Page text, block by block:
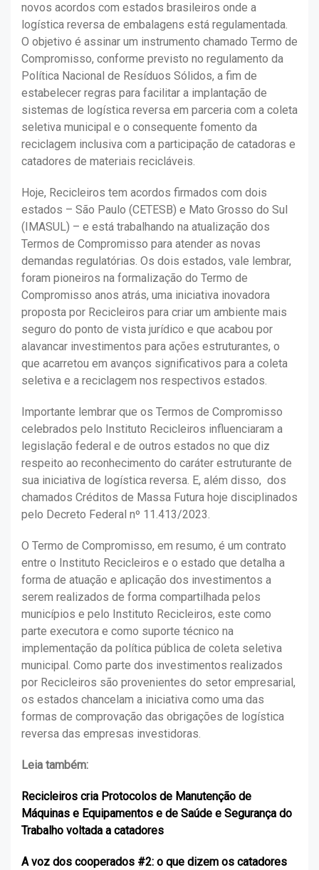
novos acordos com estados brasileiros onde a
logística reversa de embalagens está regulamentada.
O objetivo é assinar um instrumento chamado Termo de
Compromisso, conforme previsto no regulamento da
Política Nacional de Resíduos Sólidos, a fim de
estabelecer regras para facilitar a implantação de
sistemas de logística reversa em parceria com a coleta
seletiva municipal e o consequente fomento da
reciclagem inclusiva com a participação de catadoras e
catadores de materiais recicláveis.
Hoje, Recicleiros tem acordos firmados com dois
estados – São Paulo (CETESB) e Mato Grosso do Sul
(IMASUL) – e está trabalhando na atualização dos
Termos de Compromisso para atender as novas
demandas regulatórias. Os dois estados, vale lembrar,
foram pioneiros na formalização do Termo de
Compromisso anos atrás, uma iniciativa inovadora
proposta por Recicleiros para criar um ambiente mais
seguro do ponto de vista jurídico e que acabou por
alavancar investimentos para ações estruturantes, o
que acarretou em avanços significativos para a coleta
seletiva e a reciclagem nos respectivos estados.
Importante lembrar que os Termos de Compromisso
celebrados pelo Instituto Recicleiros influenciaram a
legislação federal e de outros estados no que diz
respeito ao reconhecimento do caráter estruturante de
sua iniciativa de logística reversa. E, além disso, dos
chamados Créditos de Massa Futura hoje disciplinados
pelo Decreto Federal nº 11.413/2023.
O Termo de Compromisso, em resumo, é um contrato
entre o Instituto Recicleiros e o estado que detalha a
forma de atuação e aplicação dos investimentos a
serem realizados de forma compartilhada pelos
municípios e pelo Instituto Recicleiros, este como
parte executora e como suporte técnico na
implementação da política pública de coleta seletiva
municipal. Como parte dos investimentos realizados
por Recicleiros são provenientes do setor empresarial,
os estados chancelam a iniciativa como uma das
formas de comprovação das obrigações de logística
reversa das empresas investidoras.
Leia também:
Recicleiros cria Protocolos de Manutenção de
Máquinas e Equipamentos e de Saúde e Segurança do
Trabalho voltada a catadores
A voz dos cooperados #2: o que dizem os catadores